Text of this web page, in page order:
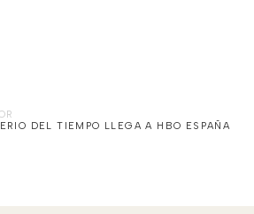
DEL TIEMPO LLEGA A HBO ESPAÑA